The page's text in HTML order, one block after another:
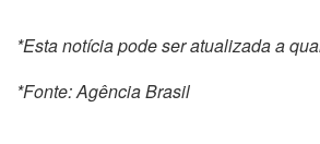
*Esta notícia pode ser atualizada a
*Fonte: Agência Brasil